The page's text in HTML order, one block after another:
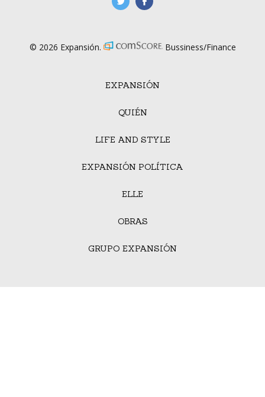
EXPANSIÓN
QUIÉN
LIFE AND STYLE
EXPANSIÓN POLÍTICA
ELLE
OBRAS
GRUPO EXPANSIÓN
© 2026 Expansión. Bussiness/Finance